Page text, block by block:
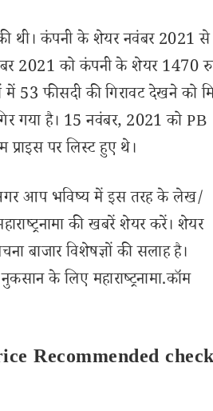
की थी। कंपनी के शेयर नवंबर 2021 से
2021 को कंपनी के शेयर 1470
53 फीसदी की गिरावट देखने को
गया है। 15 नवंबर, 2021 को PB
पर लिस्ट हुए थे।
आप भविष्य में इस तरह के लेख/
की खबरें शेयर करें। शेयर
बाजार विशेषज्ञों की सलाह है।
के लिए महाराष्ट्रनामा.कॉम
Recommended